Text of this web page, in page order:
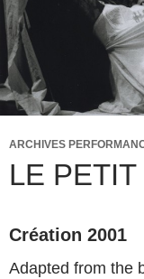
ARCHIVES
LE
Création 2001
Adapted from the